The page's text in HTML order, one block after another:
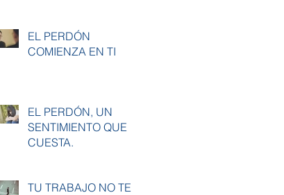
EL PERDÓN
COMIENZA EN TI
EL PERDÓN, UN
SENTIMIENTO QUE
CUESTA.
TU TRABAJO NO TE